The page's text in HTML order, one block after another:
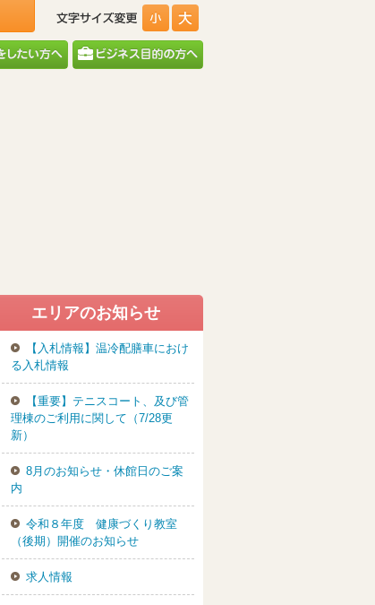
エリアのお知らせ
【入札情報】温冷配膳車におけ
る入札情報
【重要】テニスコート、及び管
理棟のご利用に関して（7/28更
新）
8月のお知らせ・休館日のご案
内
令和８年度 健康づくり教室
（後期）開催のお知らせ
求人情報